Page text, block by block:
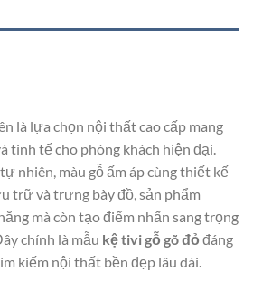
là lựa chọn nội thất cao cấp mang
tinh tế cho phòng khách hiện đại.
nhiên, màu gỗ ấm áp cùng thiết kế
trữ và trưng bày đồ, sản phẩm
mà còn tạo điểm nhấn sang trọng
chính là mẫu kệ tivi gỗ gõ đỏ đáng
kiếm nội thất bền đẹp lâu dài.